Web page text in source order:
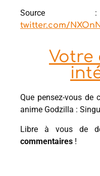
twitter.com/
Votre
Que pensez-vous de
anime Godzilla :
Libre à vous de
commentaires !